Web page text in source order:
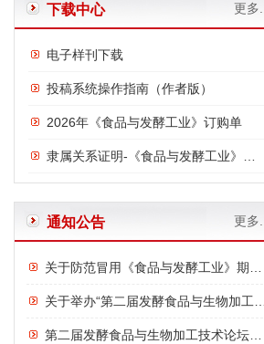
下载中心 更多...
电子样刊下载
投稿系统操作指南（作者版）
2026年《食品与发酵工业》订购单
通知公告 更多...